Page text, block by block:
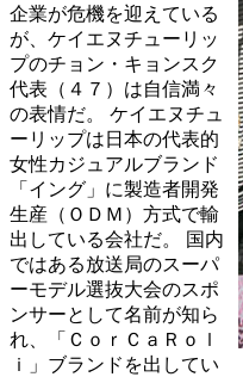
企業が危機を迎えている
が、ケイエヌチューリッ
プのチョン・キョンスク
代表（４７）は自信満々
の表情だ。 ケイエヌチュ
ーリップは日本の代表的
女性カジュアルブランド
「イング」に製造者開発
生産（ＯＤＭ）方式で輸
出している会社だ。 国内
ではある放送局のスーパ
ーモデル選抜大会のスポ
ンサーとして名前が知ら
れ、「ＣｏｒＣａＲｏｌ
ｉ」ブランドを出してい